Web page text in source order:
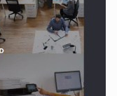
noilor